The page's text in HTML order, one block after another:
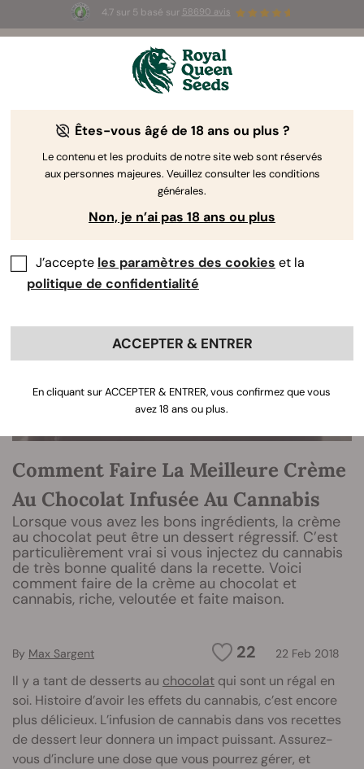
4.7 sur 5 basé sur 58690 avis
3 graines White Widow AutoGRATUITES pour les
The RQS Blog
Articles Cannabis Lifestyle
Comment Faire La Meilleure Crème
Au Chocolat Infusée Au Cannabis
Lorsque vous avez les bons ingrédients, la crème
au chocolat peut être un dessert régressif. C’est
particulièrement vrai si vous injectez du cannabis
de très bonne qualité dans la recette. Voici
comment faire de la crème au chocolat et
cannabis, riche, veloutée et faite maison.
22 22 Feb 2018
By Max Sargent
Il y a tant de desserts au chocolat qui sont un régal en
soi. Histoire d’avoir les effets du cannabis, c’est encore
plus délicieux. L’infusion de cannabis dans vos recettes
de dessert leur donnera un impact puissant. Assurez-
vous d’inclure une dose que vous pourrez gérer, et
Êtes-vous âgé de 18 ans ou plus ?
Le contenu et les produits de notre site web sont réservés
aux personnes majeures. Veuillez consulter les conditions
générales.
Non, je n’ai pas 18 ans ou plus
J’accepte les paramètres des cookies et la
politique de confidentialité
ACCEPTER & ENTRER
En cliquant sur ACCEPTER & ENTRER, vous confirmez que vous
avez 18 ans ou plus.